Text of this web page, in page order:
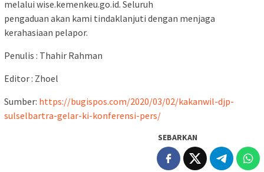
melalui wise.kemenkeu.go.id. Seluruh
pengaduan akan kami tindaklanjuti dengan menjaga
kerahasiaan pelapor.
Penulis : Thahir Rahman
Editor : Zhoel
Sumber: https://bugispos.com/2020/03/02/kakanwil-djp-
sulselbartra-gelar-ki-konferensi-pers/
SEBARKAN